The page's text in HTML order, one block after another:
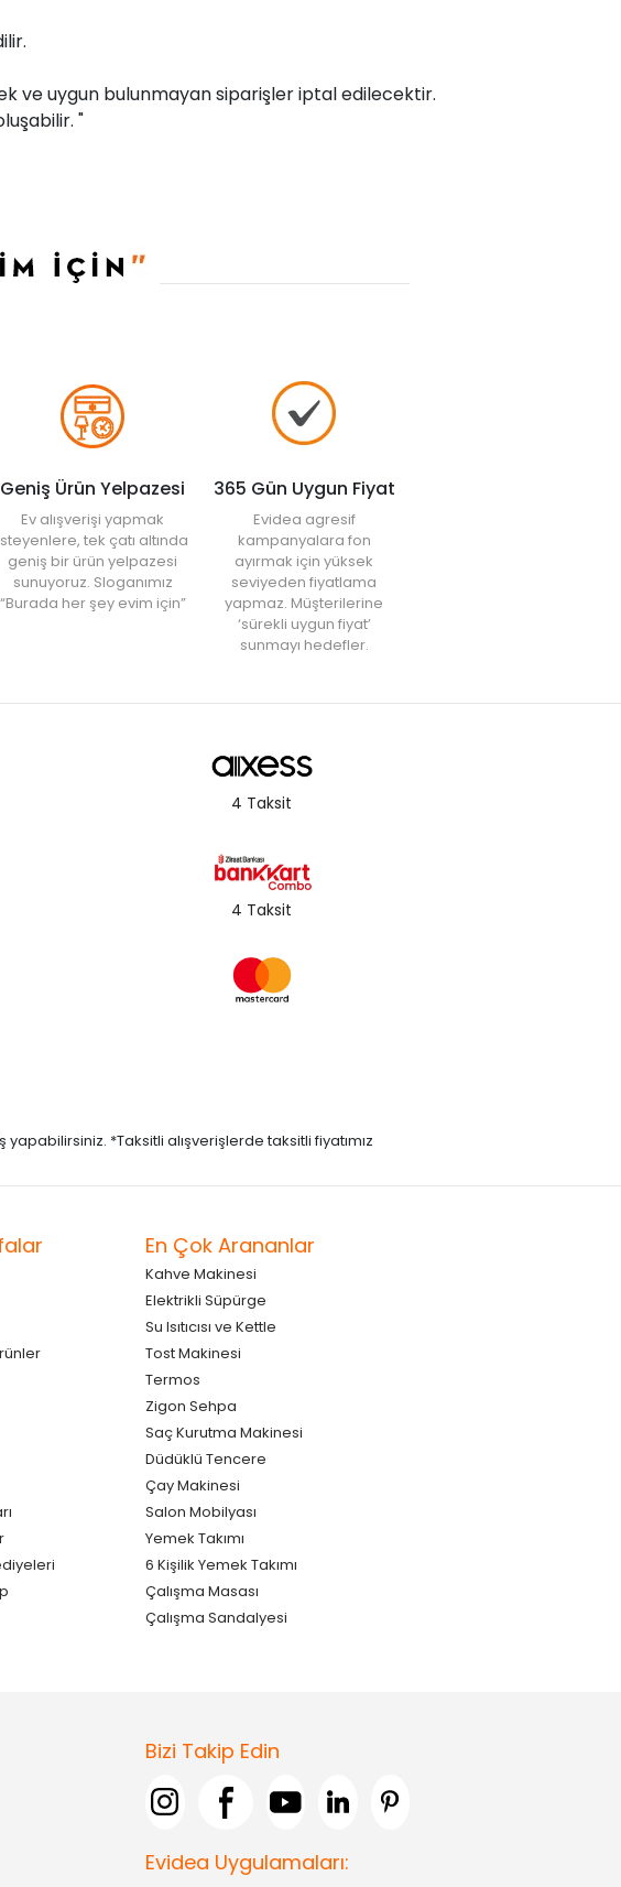
ve uygun bulunmayan siparişler iptal edilecektir.
"
Geniş Ürün Yelpazesi
Ev alışverişi yapmak
tek çatı altında
geniş bir ürün yelpazesi
sunuyoruz. Sloganımız
“Burada her şey evim için”
365 Gün Uygun Fiyat
Evidea agresif
kampanyalara fon
ayırmak için yüksek
seviyeden fiyatlama
yapmaz. Müşterilerine
‘sürekli uygun fiyat’
sunmayı hedefler.
4 Taksit
4 Taksit
*Taksitli alışverişlerde taksitli fiyatımız
En Çok Arananlar
Kahve Makinesi
Elektrikli Süpürge
Su Isıtıcısı ve Kettle
Tost Makinesi
Termos
Zigon Sehpa
Saç Kurutma Makinesi
Düdüklü Tencere
Çay Makinesi
Salon Mobilyası
Yemek Takımı
6 Kişilik Yemek Takımı
Çalışma Masası
Çalışma Sandalyesi
Bizi Takip Edin
Evidea Uygulamaları: